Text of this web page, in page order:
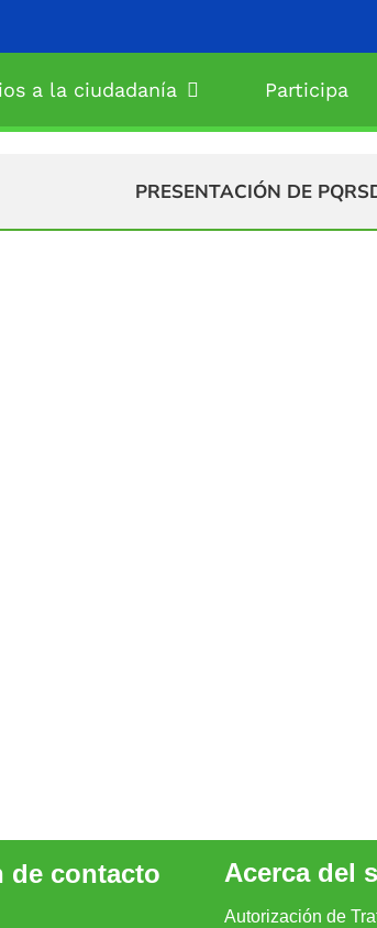
a la ciudadanía Participa
PRESENTACIÓN DE
de contacto Acerca del
Autorización de